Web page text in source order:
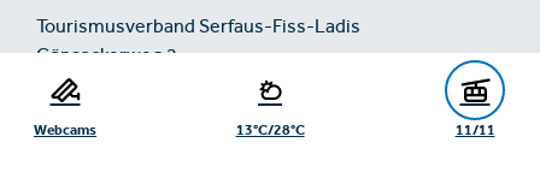
Webcams 13°C/28°C 11/11
Tourismusverband Serfaus-Fiss-Ladis
Gänsackerweg 2
6534 Serfaus